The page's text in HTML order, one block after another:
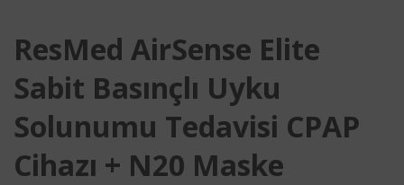
ResMed AirSense Elite
Sabit Basınçlı Uyku
Solunumu Tedavisi CPAP
Cihazı + N20 Maske